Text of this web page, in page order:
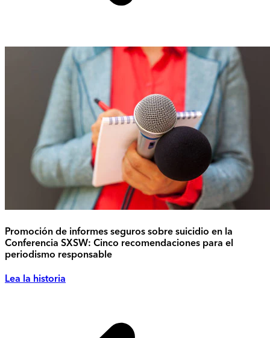
Promoción de informes seguros sobre suicidio en la
Conferencia SXSW: Cinco recomendaciones para el
periodismo responsable
Lea la historia